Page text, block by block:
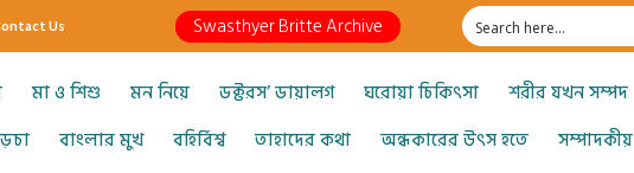
Us Swasthyer Britte Archive
মা ও শিশু মন নিয়ে ডক্টরস’ ডায়ালগ ঘরোয়া চিকিৎসা শরীর যখন সম্পদ
বাংলার মুখ বহির্বিশ্ব তাহাদের কথা অন্ধকারের উৎস হতে সম্পাদকীয়